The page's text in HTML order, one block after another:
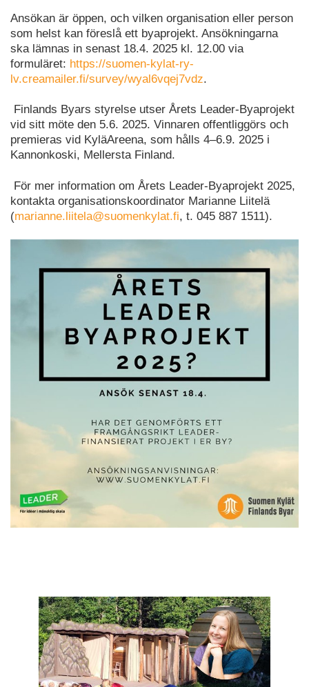
Ansökan är öppen, och vilken organisation eller person
som helst kan föreslå ett byaprojekt. Ansökningarna
ska lämnas in senast 18.4. 2025 kl. 12.00 via
formuläret: https://suomen-kylat-ry-
lv.creamailer.fi/survey/wyal6vqej7vdz.
Finlands Byars styrelse utser Årets Leader-Byaprojekt
vid sitt möte den 5.6. 2025. Vinnaren offentliggörs och
premieras vid KyläAreena, som hålls 4–6.9. 2025 i
Kannonkoski, Mellersta Finland.
För mer information om Årets Leader-Byaprojekt 2025,
kontakta organisationskoordinator Marianne Liitelä
(marianne.liitela@suomenkylat.fi, t. 045 887 1511).